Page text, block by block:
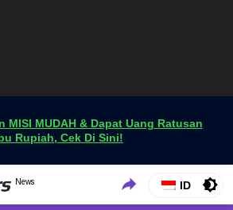
MISI MUDAH & Dapat Uang Ratusan
Rupiah, Cek Di Sini!
VCGamers News
News
Dapatkan Berita Games Terbaru Hanya di VCGamers
ID